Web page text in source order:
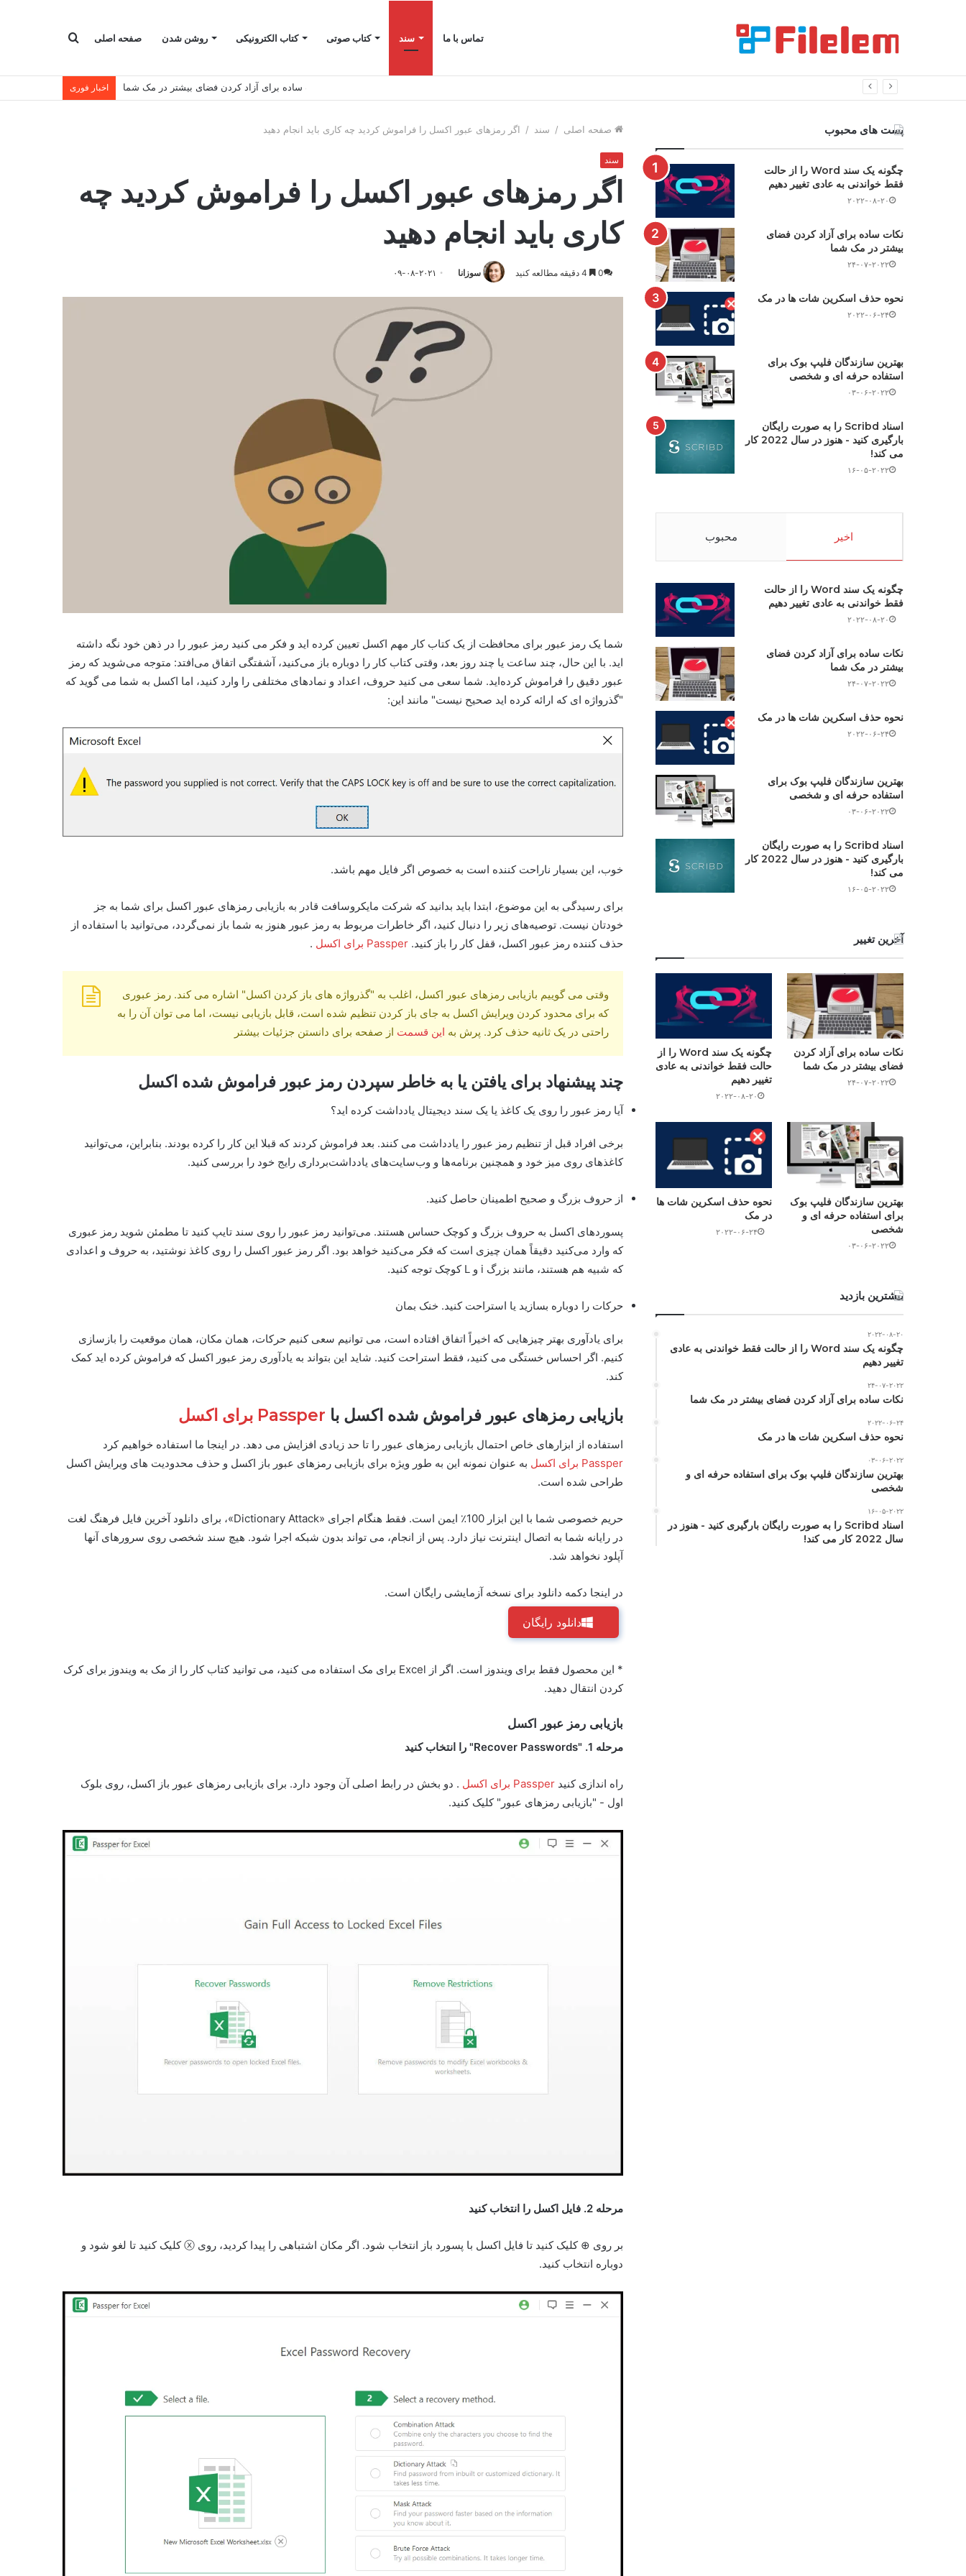
صفحه اصلی روشن شدن کتاب الکترونیکی کتاب صوتی سند تماس با ما
اخبار فوری نکات ساده برای آزاد کردن فضای بیشتر در مک شما
صفحه اصلی / سند / اگر رمزهای عبور اکسل را فراموش کردید چه کاری باید انجام دهید
سند
اگر رمزهای عبور اکسل را فراموش کردید چه
کاری باید انجام دهید
سوزانا ۰۹-۰۸-۲۰۲۱ 0
شما یک رمز عبور برای محافظت از یک کتاب کار مهم اکسل تعیین کرده اید و فکر می کنید رمز عبور را در ذهن خود نگه داشته
اید. با این حال، چند ساعت یا چند روز بعد، وقتی کتاب کار را دوباره باز می‌کنید، آشفتگی اتفاق می‌افتد: متوجه می‌شوید که رمز
عبور دقیق را فراموش کرده‌اید. شما سعی می کنید حروف، اعداد و نمادهای مختلفی را وارد کنید، اما اکسل به شما می گوید که
"گذرواژه ای که ارائه کرده اید صحیح نیست" مانند این:
خوب، این بسیار ناراحت کننده است به خصوص اگر فایل مهم باشد.
برای رسیدگی به این موضوع، ابتدا باید بدانید که شرکت مایکروسافت قادر به بازیابی رمزهای عبور اکسل برای شما به جز
خودتان نیست. توصیه‌های زیر را دنبال کنید، اگر خاطرات مربوط به رمز عبور هنوز به شما باز نمی‌گردد، می‌توانید با استفاده از
حذف کننده رمز عبور اکسل، قفل کار را باز کنید. Passper برای اکسل .
وقتی می گوییم بازیابی رمزهای عبور اکسل، اغلب به "گذرواژه های باز کردن اکسل" اشاره می کند. رمز عبوری
که برای محدود کردن ویرایش اکسل به جای باز کردن تنظیم شده است، قابل بازیابی نیست، اما می توان آن را به
راحتی در یک ثانیه حذف کرد. پرش به این قسمت از صفحه برای دانستن جزئیات بیشتر
چند پیشنهاد برای یافتن یا به خاطر سپردن رمز عبور فراموش شده اکسل
آیا رمز عبور را روی یک کاغذ یا یک سند دیجیتال یادداشت کرده اید؟
برخی افراد قبل از تنظیم رمز عبور را یادداشت می کنند. بعد فراموش کردند که قبلا این کار را کرده بودند. بنابراین، می‌توانید
کاغذهای روی میز خود و همچنین برنامه‌ها و وب‌سایت‌های یادداشت‌برداری رایج خود را بررسی کنید.
از حروف بزرگ و صحیح اطمینان حاصل کنید.
پسوردهای اکسل به حروف بزرگ و کوچک حساس هستند. می‌توانید رمز عبور را روی سند تایپ کنید تا مطمئن شوید رمز عبوری
که وارد می‌کنید دقیقاً همان چیزی است که فکر می‌کنید خواهد بود. اگر رمز عبور اکسل را روی کاغذ نوشتید، به حروف و اعدادی
که شبیه هم هستند، مانند بزرگ i و L کوچک توجه کنید.
حرکات را دوباره بسازید یا استراحت کنید. خنک بمان
برای یادآوری بهتر چیزهایی که اخیراً اتفاق افتاده است، می توانیم سعی کنیم حرکات، همان مکان، همان موقعیت را بازسازی
کنیم. اگر احساس خستگی می کنید، فقط استراحت کنید. شاید این بتواند به یادآوری رمز عبور اکسل که فراموش کرده اید کمک
کند.
بازیابی رمزهای عبور فراموش شده اکسل با Passper برای اکسل
استفاده از ابزارهای خاص احتمال بازیابی رمزهای عبور را تا حد زیادی افزایش می دهد. در اینجا ما استفاده خواهیم کرد
Passper برای اکسل
به عنوان نمونه این به طور ویژه برای بازیابی رمزهای عبور باز اکسل و حذف محدودیت های ویرایش اکسل
طراحی شده است.
حریم خصوصی شما با این ابزار 100٪ ایمن است. فقط هنگام اجرای «Dictionary Attack»، برای دانلود آخرین فایل فرهنگ لغت
در رایانه شما به اتصال اینترنت نیاز دارد. پس از انجام، می تواند بدون شبکه اجرا شود. هیچ سند شخصی روی سرورهای آنها
آپلود نخواهد شد.
در اینجا دکمه دانلود برای نسخه آزمایشی رایگان است.
دانلود رایگان
* این محصول فقط برای ویندوز است. اگر از Excel برای مک استفاده می کنید، می توانید کتاب کار را از مک به ویندوز برای کرک
کردن انتقال دهید.
بازیابی رمز عبور اکسل
مرحله 1. "Recover Passwords" را انتخاب کنید
راه اندازی کنید Passper برای اکسل
. دو بخش در رابط اصلی آن وجود دارد. برای بازیابی رمزهای عبور باز اکسل، روی بلوک
اول - "بازیابی رمزهای عبور" کلیک کنید.
مرحله 2. فایل اکسل را انتخاب کنید
بر روی ⊕ کلیک کنید تا فایل اکسل با پسورد باز انتخاب شود. اگر مکان اشتباهی را پیدا کردید، روی ⓧ کلیک کنید تا لغو شود و
دوباره انتخاب کنید.
پست های محبوب
چگونه یک سند Word را از حالت
فقط خواندنی به عادی تغییر دهیم
۲۰۲۲-۰۸-۲۰
نکات ساده برای آزاد کردن فضای
بیشتر در مک شما
۲۴-۰۷-۲۰۲۲
نحوه حذف اسکرین شات ها در مک
۲۰۲۲-۰۶-۲۴
بهترین سازندگان فلیپ بوک برای
استفاده حرفه ای و شخصی
۰۳-۰۶-۲۰۲۲
اسناد Scribd را به صورت رایگان
بارگیری کنید - هنوز در سال 2022 کار
می کند!
۱۶-۰۵-۲۰۲۲
اخیر محبوب
چگونه یک سند Word را از حالت
فقط خواندنی به عادی تغییر دهیم
۲۰۲۲-۰۸-۲۰
نکات ساده برای آزاد کردن فضای
بیشتر در مک شما
۲۴-۰۷-۲۰۲۲
نحوه حذف اسکرین شات ها در مک
۲۰۲۲-۰۶-۲۴
بهترین سازندگان فلیپ بوک برای
استفاده حرفه ای و شخصی
۰۳-۰۶-۲۰۲۲
اسناد Scribd را به صورت رایگان
بارگیری کنید - هنوز در سال 2022 کار
می کند!
۱۶-۰۵-۲۰۲۲
آخرین تغییر
چگونه یک سند Word را از
حالت فقط خواندنی به عادی
تغییر دهیم
۲۰۲۲-۰۸-۲۰
نکات ساده برای آزاد کردن
فضای بیشتر در مک شما
۲۴-۰۷-۲۰۲۲
نحوه حذف اسکرین شات ها
در مک
۲۰۲۲-۰۶-۲۴
بهترین سازندگان فلیپ بوک
برای استفاده حرفه ای و
شخصی
۰۳-۰۶-۲۰۲۲
بیشترین بازدید
۲۰۲۲-۰۸-۲۰
چگونه یک سند Word را از حالت فقط خواندنی به عادی
تغییر دهیم
۲۴-۰۷-۲۰۲۲
نکات ساده برای آزاد کردن فضای بیشتر در مک شما
۲۰۲۲-۰۶-۲۴
نحوه حذف اسکرین شات ها در مک
۰۳-۰۶-۲۰۲۲
بهترین سازندگان فلیپ بوک برای استفاده حرفه ای و
شخصی
۱۶-۰۵-۲۰۲۲
اسناد Scribd را به صورت رایگان بارگیری کنید - هنوز در
سال 2022 کار می کند!